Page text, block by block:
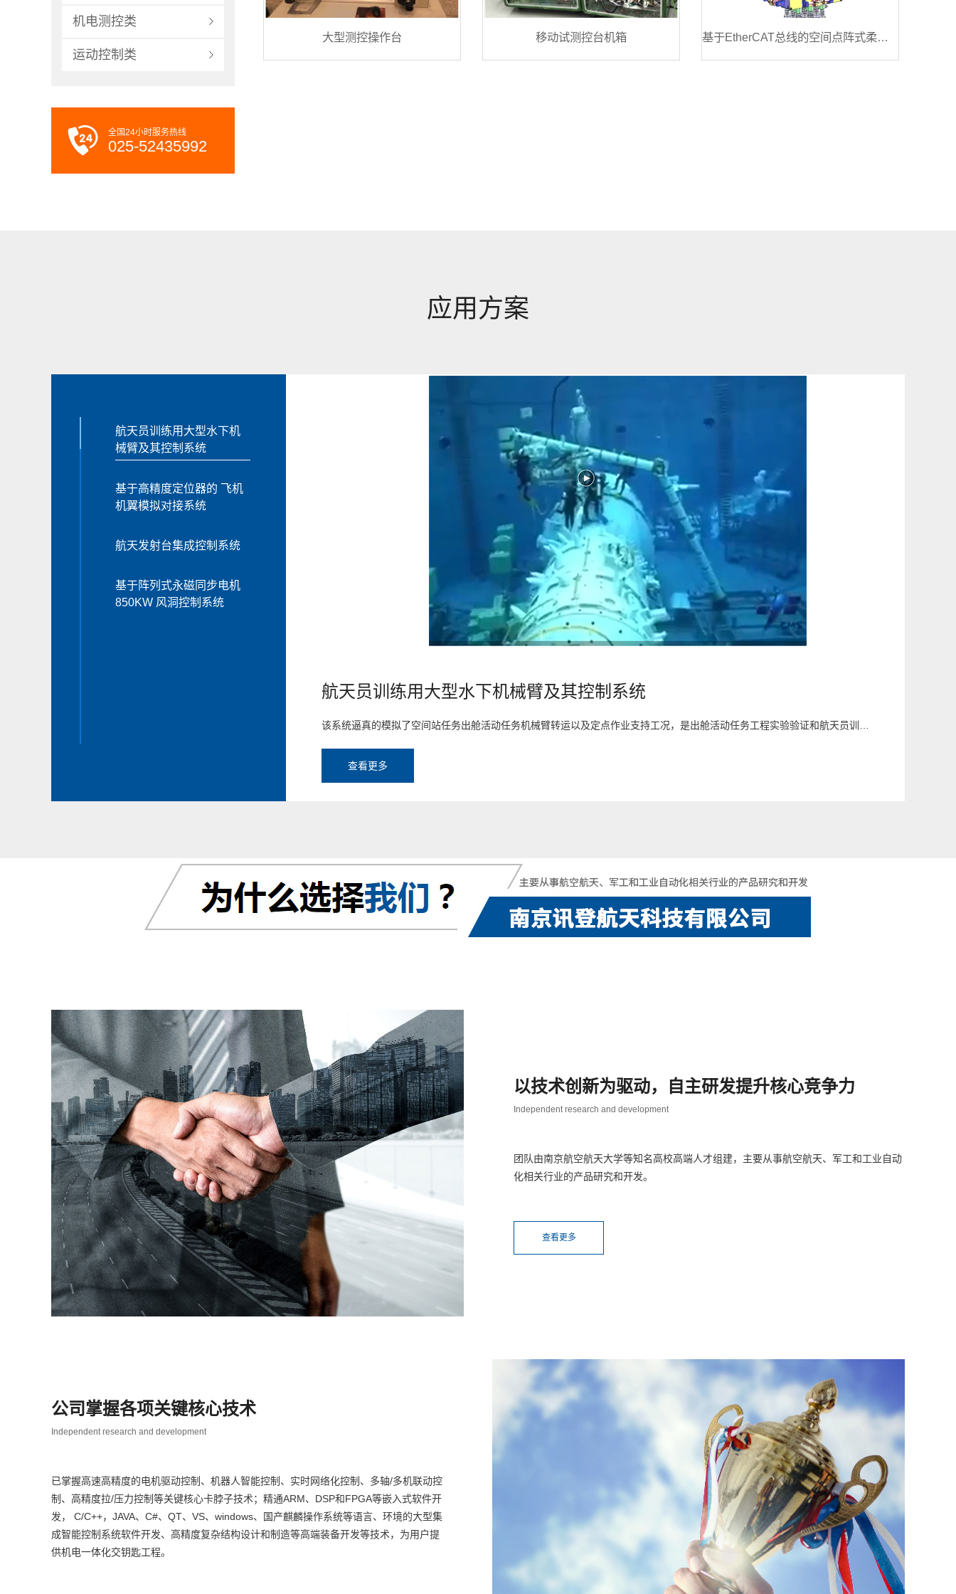
机电测控类
运动控制类
全国24小时服务热线
025-52435992
大型测控操作台 移动试测控台机箱 基于EtherCAT总线的空间点阵式柔性吸附抓取压紧模块
应用方案
航天员训练用大型水下机
械臂及其控制系统
基于高精度定位器的 飞机
机翼模拟对接系统
航天发射台集成控制系统
基于阵列式永磁同步电机
850KW 风洞控制系统
航天员训练用大型水下机械臂及其控制系统
查看更多
基于高精度定位器的飞机机翼模拟对接系统
基于本公司开发的高精度带力控的3轴定位器，以4个定位器进行组合，对机翼进行支撑，通过空间轨迹规划对12个轴运动量进行解算，实现机翼位置和姿态的变化，实现精准的机翼和机身的准确对接。
航天发射台集成控制系统
以技术创新为驱动，自主研发提升核心竞争力
Independent research and development
团队由南京航空航天大学等知名高校高端人才组建，主要从事航空航天、军工和工业自动
化相关行业的产品研究和开发。
查看更多
公司掌握各项关键核心技术
Independent research and development
已掌握高速高精度的电机驱动控制、机器人智能控制、实时网络化控制、多轴/多机联动控
制、高精度拉/压力控制等关键核心卡脖子技术；精通ARM、DSP和FPGA等嵌入式软件开
发， C/C++，JAVA、C#、QT、VS、windows、国产麒麟操作系统等语言、环境的大型集
成智能控制系统软件开发、高精度复杂结构设计和制造等高端装备开发等技术，为用户提
供机电一体化交钥匙工程。